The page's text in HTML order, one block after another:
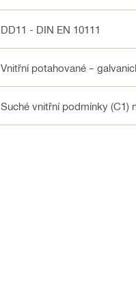
DD11 - DIN EN 10111
Vnitřní potahované –
Suché vnitřní podmínky (C1)